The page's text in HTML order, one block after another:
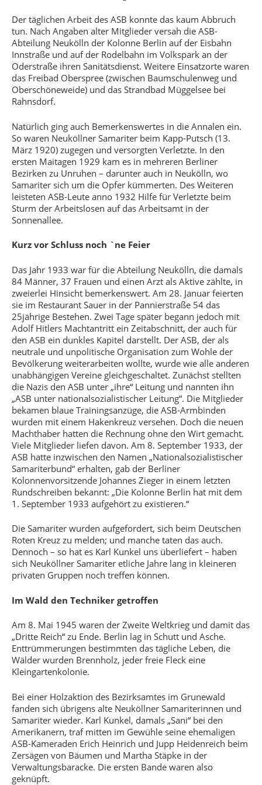
Der täglichen Arbeit des ASB konnte das kaum Abbruch
tun. Nach Angaben alter Mitglieder versah die ASB-
Abteilung Neukölln der Kolonne Berlin auf der Eisbahn
Innstraße und auf der Rodelbahn im Volkspark an der
Oderstraße ihren Sanitätsdienst. Weitere Einsatzorte waren
das Freibad Oberspree (zwischen Baumschulenweg und
Oberschöneweide) und das Strandbad Müggelsee bei
Rahnsdorf.
Natürlich ging auch Bemerkenswertes in die Annalen ein.
So waren Neuköllner Samariter beim Kapp-Putsch (13.
März 1920) zugegen und versorgten Verletzte. In den
ersten Maitagen 1929 kam es in mehreren Berliner
Bezirken zu Unruhen – darunter auch in Neukölln, wo
Samariter sich um die Opfer kümmerten. Des Weiteren
leisteten ASB-Leute anno 1932 Hilfe für Verletzte beim
Sturm der Arbeitslosen auf das Arbeitsamt in der
Sonnenallee.
Kurz vor Schluss noch `ne Feier
Das Jahr 1933 war für die Abteilung Neukölln, die damals
84 Männer, 37 Frauen und einen Arzt als Aktive zählte, in
zweierlei Hinsicht bemerkenswert. Am 28. Januar feierten
sie im Restaurant Sauer in der Pannierstraße 54 das
25jährige Bestehen. Zwei Tage später begann jedoch mit
Adolf Hitlers Machtantritt ein Zeitabschnitt, der auch für
den ASB ein dunkles Kapitel darstellt. Der ASB, der als
neutrale und unpolitische Organisation zum Wohle der
Bevölkerung weiterarbeiten wollte, wurde wie alle anderen
unabhängigen Vereine gleichgeschaltet. Zunächst stellten
die Nazis den ASB unter „ihre“ Leitung und nannten ihn
„ASB unter nationalsozialistischer Leitung“. Die Mitglieder
bekamen blaue Trainingsanzüge, die ASB-Armbinden
wurden mit einem Hakenkreuz versehen. Doch die neuen
Machthaber hatten die Rechnung ohne den Wirt gemacht.
Viele Mitglieder liefen davon. Am 8. September 1933, der
ASB hatte inzwischen den Namen „Nationalsozialistischer
Samariterbund“ erhalten, gab der Berliner
Kolonnenvorsitzende Johannes Zieger in einem letzten
Rundschreiben bekannt: „Die Kolonne Berlin hat mit dem
1. September 1933 aufgehört zu existieren.“
Die Samariter wurden aufgefordert, sich beim Deutschen
Roten Kreuz zu melden; und manche taten das auch.
Dennoch – so hat es Karl Kunkel uns überliefert – haben
sich Neuköllner Samariter etliche Jahre lang in kleineren
privaten Gruppen noch treffen können.
Im Wald den Techniker getroffen
Am 8. Mai 1945 waren der Zweite Weltkrieg und damit das
„Dritte Reich“ zu Ende. Berlin lag in Schutt und Asche.
Enttrümmerungen bestimmten das tägliche Leben, die
Wälder wurden Brennholz, jeder freie Fleck eine
Kleingartenkolonie.
Bei einer Holzaktion des Bezirksamtes im Grunewald
fanden sich übrigens alte Neuköllner Samariterinnen und
Samariter wieder. Karl Kunkel, damals „Sani“ bei den
Amerikanern, traf mitten im Gewühle seine ehemaligen
ASB-Kameraden Erich Heinrich und Jupp Heidenreich beim
Zersägen von Bäumen und Martha Stäpke in der
Verwaltungsbaracke. Die ersten Bande waren also
geknüpft.